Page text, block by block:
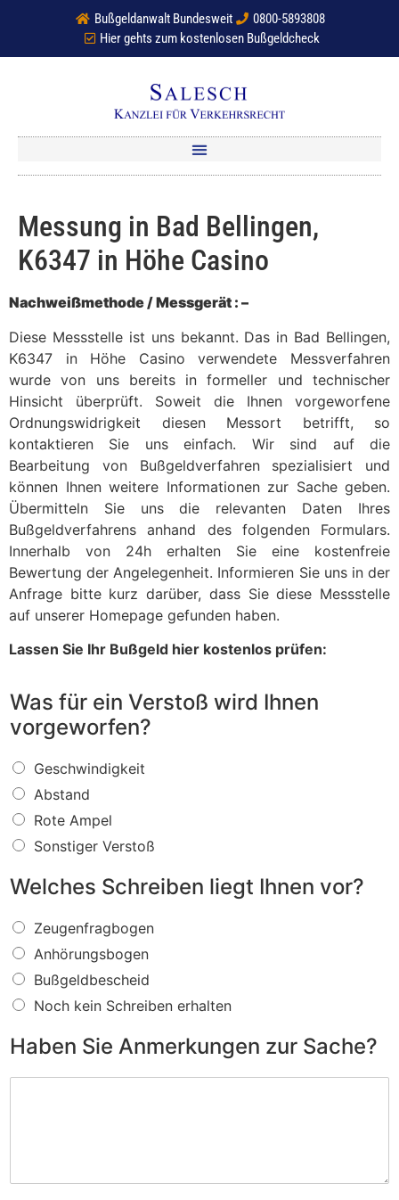
Bußgeldanwalt Bundesweit
0800-5893808
Hier gehts zum kostenlosen Bußgeldcheck
Messung in Bad Bellingen,
K6347 in Höhe Casino
Nachweißmethode / Messgerät : –
Diese Messstelle ist uns bekannt. Das in Bad Bellingen,
K6347 in Höhe Casino verwendete Messverfahren
wurde von uns bereits in formeller und technischer
Hinsicht überprüft. Soweit die Ihnen vorgeworfene
Ordnungswidrigkeit diesen Messort betrifft, so
kontaktieren Sie uns einfach. Wir sind auf die
Bearbeitung von Bußgeldverfahren spezialisiert und
können Ihnen weitere Informationen zur Sache geben.
Übermitteln Sie uns die relevanten Daten Ihres
Bußgeldverfahrens anhand des folgenden Formulars.
Innerhalb von 24h erhalten Sie eine kostenfreie
Bewertung der Angelegenheit. Informieren Sie uns in der
Anfrage bitte kurz darüber, dass Sie diese Messstelle
auf unserer Homepage gefunden haben.
Lassen Sie Ihr Bußgeld hier kostenlos prüfen:
Was für ein Verstoß wird Ihnen
vorgeworfen?
W
a
s
f
ü
r
i
V
e
r
s
t
o
ß
w
Geschwindigkeit
Abstand
Rote Ampel
Sonstiger Verstoß
Welches Schreiben liegt Ihnen vor?
W
e
c
h
e
S
Zeugenfragbogen
Anhörungsbogen
Bußgeldbescheid
Noch kein Schreiben erhalten
Haben Sie Anmerkungen zur Sache?